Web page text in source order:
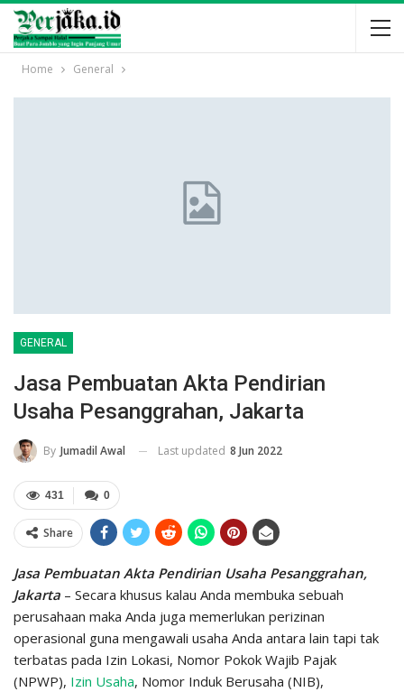
Home General
GENERAL
Jasa Pembuatan Akta Pendirian
Usaha Pesanggrahan, Jakarta
By Jumadil Awal Last updated 8 Jun 2022
0
431
Share
Jasa Pembuatan Akta Pendirian Usaha Pesanggrahan,
Jakarta – Secara khusus kalau Anda membuka sebuah
perusahaan maka Anda juga memerlukan perizinan
operasional guna mengawali usaha Anda antara lain tapi tak
terbatas pada Izin Lokasi, Nomor Pokok Wajib Pajak
(NPWP), Izin Usaha, Nomor Induk Berusaha (NIB),